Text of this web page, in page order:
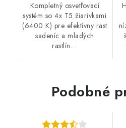
Kompletný osvetľovací
systém so 4x T5 žiarivkami
(6400 K) pre efektívny rast
sadeníc a mladých
rastlín....
Podobné